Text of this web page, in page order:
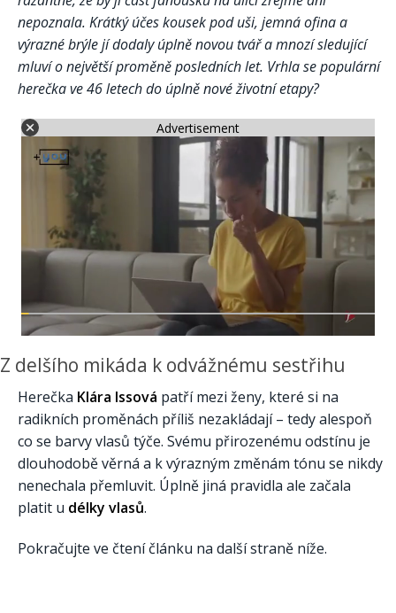
nepoznala. Krátký účes kousek pod uši, jemná ofina a
výrazné brýle jí dodaly úplně novou tvář a mnozí sledující
mluví o největší proměně posledních let. Vrhla se populární
herečka ve 46 letech do úplně nové životní etapy?
Advertisement
Z delšího mikáda k odvážnému sestřihu
Herečka Klára Issová patří mezi ženy, které si na
radikních proměnách příliš nezakládají – tedy alespoň
co se barvy vlasů týče. Svému přirozenému odstínu je
dlouhodobě věrná a k výrazným změnám tónu se nikdy
nenechala přemluvit. Úplně jiná pravidla ale začala
platit u délky vlasů.
Pokračujte ve čtení článku na další straně níže.